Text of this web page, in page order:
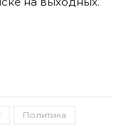
Политика